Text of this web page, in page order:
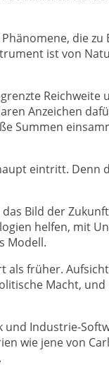
die
ist von
Reichweite
Anzeichen
Summen
eintritt. Denn
Bild der
helfen, mit
Modell.
als früher.
Macht,
Industrie-
wie jene von